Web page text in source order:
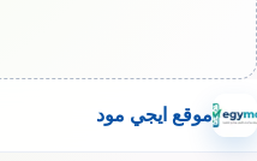
موقع ايجي مود